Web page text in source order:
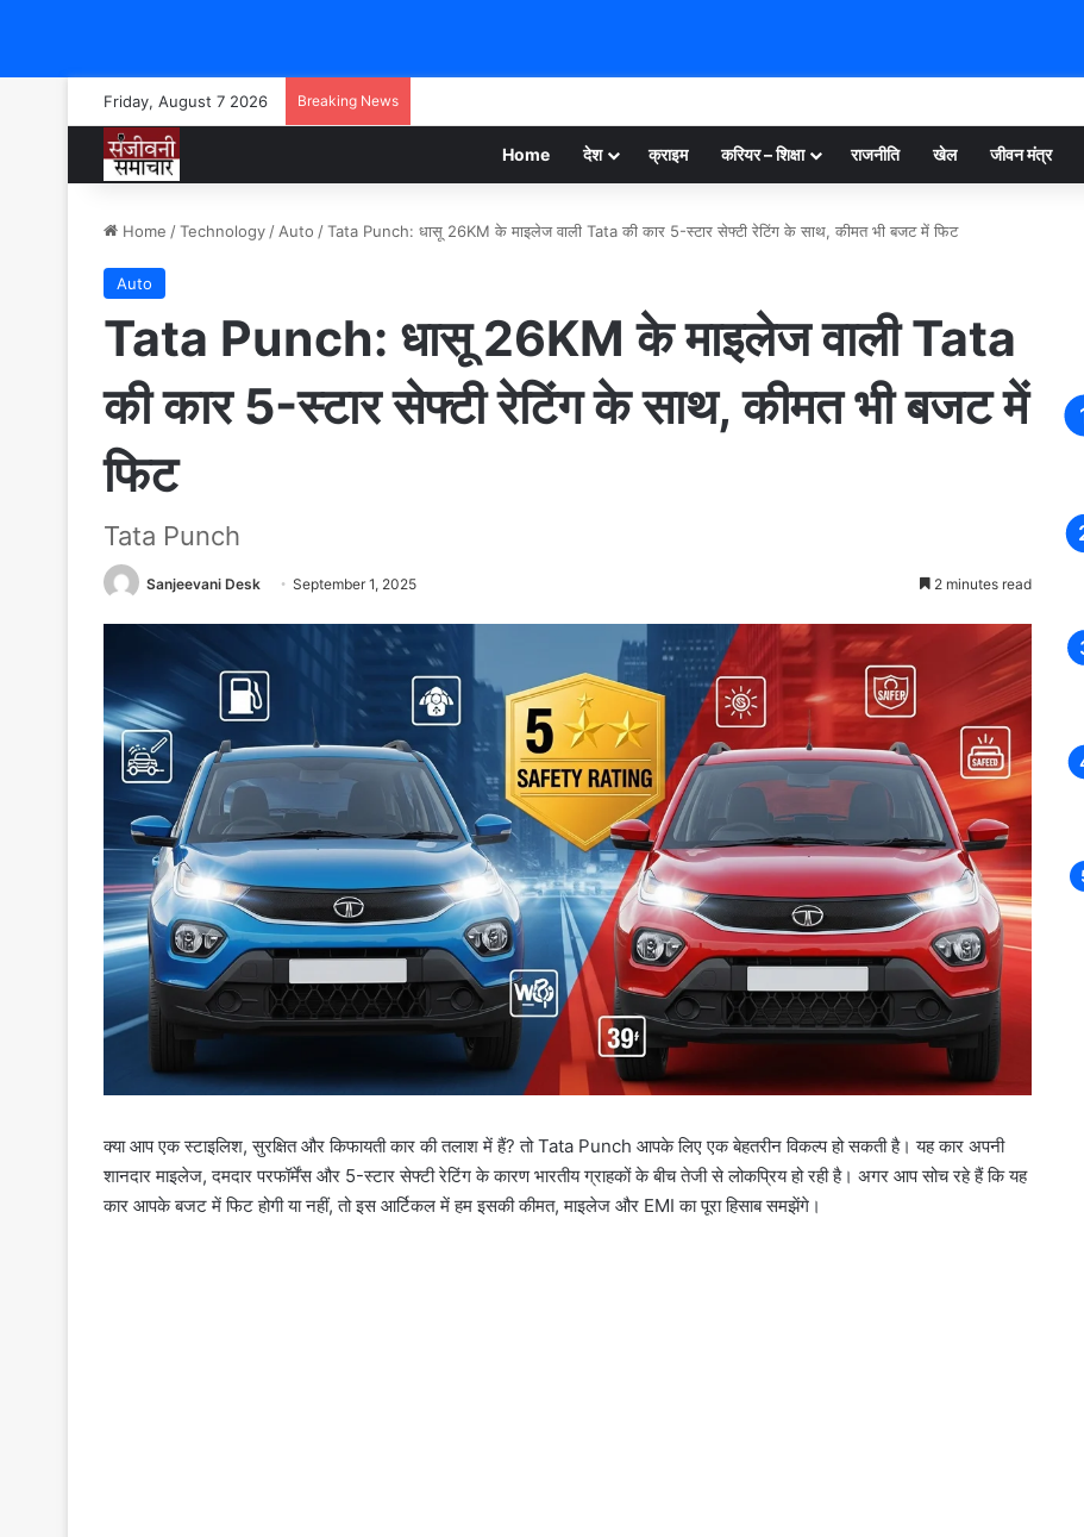
Friday, August 7 2026 Breaking News
Home देश क्राइम करियर – शिक्षा राजनीति खेल जीवन मंत्र
Home /Technology / Auto /Tata Punch: धासू 26KM के माइलेज वाली Tata की कार 5-स्टार सेफ्टी रेटिंग के साथ, कीमत भी बजट में फिट
Auto
Tata Punch: धासू 26KM के माइलेज वाली Tata
की कार 5-स्टार सेफ्टी रेटिंग के साथ, कीमत भी बजट में
फिट
Tata Punch
Sanjeevani Desk September 1, 2025 2 minutes read
क्या आप एक स्टाइलिश, सुरक्षित और किफायती कार की तलाश में हैं? तो Tata Punch आपके लिए एक बेहतरीन विकल्प हो सकती है। यह कार अपनी
शानदार माइलेज, दमदार परफॉर्मेंस और 5-स्टार सेफ्टी रेटिंग के कारण भारतीय ग्राहकों के बीच तेजी से लोकप्रिय हो रही है। अगर आप सोच रहे हैं कि यह
कार आपके बजट में फिट होगी या नहीं, तो इस आर्टिकल में हम इसकी कीमत, माइलेज और EMI का पूरा हिसाब समझेंगे।